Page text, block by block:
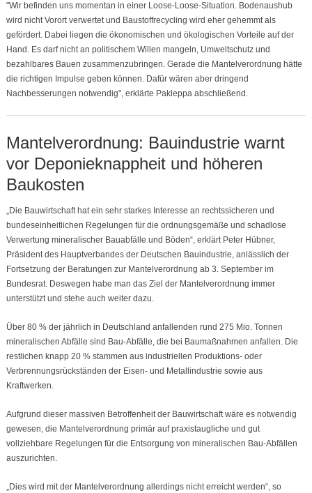
"Wir befinden uns momentan in einer Loose-Loose-Situation. Bodenaushub
wird nicht Vorort verwertet und Baustoffrecycling wird eher gehemmt als
gefördert. Dabei liegen die ökonomischen und ökologischen Vorteile auf der
Hand. Es darf nicht an politischem Willen mangeln, Umweltschutz und
bezahlbares Bauen zusammenzubringen. Gerade die Mantelverordnung hätte
die richtigen Impulse geben können. Dafür wären aber dringend
Nachbesserungen notwendig", erklärte Pakleppa abschließend.
Mantelverordnung: Bauindustrie warnt
vor Deponieknappheit und höheren
Baukosten
„Die Bauwirtschaft hat ein sehr starkes Interesse an rechtssicheren und
bundeseinheitlichen Regelungen für die ordnungsgemäße und schadlose
Verwertung mineralischer Bauabfälle und Böden“, erklärt Peter Hübner,
Präsident des Hauptverbandes der Deutschen Bauindustrie, anlässlich der
Fortsetzung der Beratungen zur Mantelverordnung ab 3. September im
Bundesrat. Deswegen habe man das Ziel der Mantelverordnung immer
unterstützt und stehe auch weiter dazu.
Über 80 % der jährlich in Deutschland anfallenden rund 275 Mio. Tonnen
mineralischen Abfälle sind Bau-Abfälle, die bei Baumaßnahmen anfallen. Die
restlichen knapp 20 % stammen aus industriellen Produktions- oder
Verbrennungsrückständen der Eisen- und Metallindustrie sowie aus
Kraftwerken.
Aufgrund dieser massiven Betroffenheit der Bauwirtschaft wäre es notwendig
gewesen, die Mantelverordnung primär auf praxistaugliche und gut
vollziehbare Regelungen für die Entsorgung von mineralischen Bau-Abfällen
auszurichten.
„Dies wird mit der Mantelverordnung allerdings nicht erreicht werden“, so